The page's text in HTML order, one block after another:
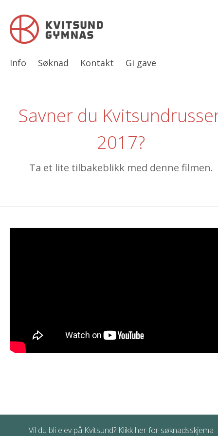
Info Søknad Kontakt Gi gave
Savner du
2017?
Ta et lite tilbakeblikk med denne filmen.
Vil du bli elev på Kvitsund? Klikk her for søknadsskjema